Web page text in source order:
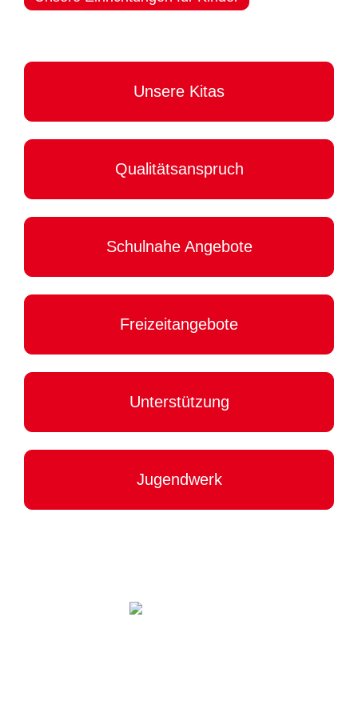
Unsere Kitas
Qualitätsanspruch
Schulnahe Angebote
Freizeitangebote
Unterstützung
Jugendwerk